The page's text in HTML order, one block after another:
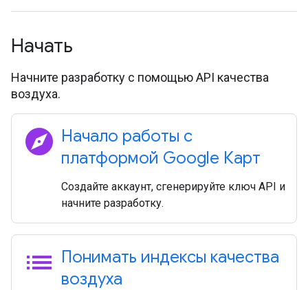
Начать
Начните разработку с помощью API качества
воздуха.
explore Начало работы с
платформой Google Карт
Создайте аккаунт, сгенерируйте ключ API и
начните разработку.
list Понимать индексы качества
воздуха